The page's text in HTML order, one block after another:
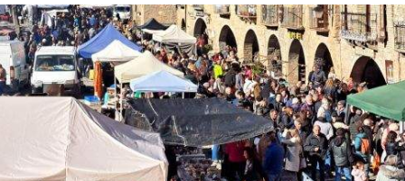
SOCIEDAD
OPINIÓN
GALERÍAS
CONTACTAR